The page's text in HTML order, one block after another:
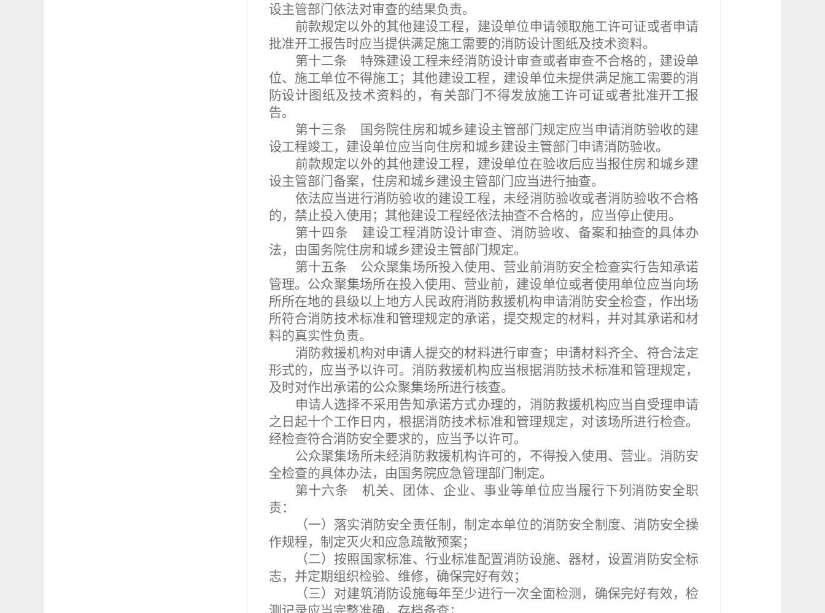
设主管部门依法对审查的结果负责。
前款规定以外的其他建设工程，建设单位申请领取施工许可证或者申请
批准开工报告时应当提供满足施工需要的消防设计图纸及技术资料。
第十二条 特殊建设工程未经消防设计审查或者审查不合格的，建设单
位、施工单位不得施工；其他建设工程，建设单位未提供满足施工需要的消
防设计图纸及技术资料的，有关部门不得发放施工许可证或者批准开工报
告。
第十三条 国务院住房和城乡建设主管部门规定应当申请消防验收的建
设工程竣工，建设单位应当向住房和城乡建设主管部门申请消防验收。
前款规定以外的其他建设工程，建设单位在验收后应当报住房和城乡建
设主管部门备案，住房和城乡建设主管部门应当进行抽查。
依法应当进行消防验收的建设工程，未经消防验收或者消防验收不合格
的，禁止投入使用；其他建设工程经依法抽查不合格的，应当停止使用。
第十四条 建设工程消防设计审查、消防验收、备案和抽查的具体办
法，由国务院住房和城乡建设主管部门规定。
第十五条 公众聚集场所投入使用、营业前消防安全检查实行告知承诺
管理。公众聚集场所在投入使用、营业前，建设单位或者使用单位应当向场
所所在地的县级以上地方人民政府消防救援机构申请消防安全检查，作出场
所符合消防技术标准和管理规定的承诺，提交规定的材料，并对其承诺和材
料的真实性负责。
消防救援机构对申请人提交的材料进行审查；申请材料齐全、符合法定
形式的，应当予以许可。消防救援机构应当根据消防技术标准和管理规定，
及时对作出承诺的公众聚集场所进行核查。
申请人选择不采用告知承诺方式办理的，消防救援机构应当自受理申请
之日起十个工作日内，根据消防技术标准和管理规定，对该场所进行检查。
经检查符合消防安全要求的，应当予以许可。
公众聚集场所未经消防救援机构许可的，不得投入使用、营业。消防安
全检查的具体办法，由国务院应急管理部门制定。
第十六条 机关、团体、企业、事业等单位应当履行下列消防安全职
责：
（一）落实消防安全责任制，制定本单位的消防安全制度、消防安全操
作规程，制定灭火和应急疏散预案；
（二）按照国家标准、行业标准配置消防设施、器材，设置消防安全标
志，并定期组织检验、维修，确保完好有效；
（三）对建筑消防设施每年至少进行一次全面检测，确保完好有效，检